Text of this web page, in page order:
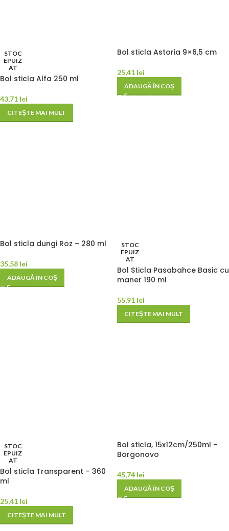
STOC
EPUIZ
AT
Bol sticla Alfa 250 ml
43,71 lei
CITEȘTE MAI MULT
Bol sticla Astoria 9×6,5 cm
25,41 lei
ADAUGĂ ÎN COȘ
Bol sticla dungi Roz – 280 ml
35,58 lei
ADAUGĂ ÎN COȘ
STOC
EPUIZ
AT
Bol Sticla Pasabahce Basic cu
maner 190 ml
55,91 lei
CITEȘTE MAI MULT
STOC
EPUIZ
AT
Bol sticla Transparent – 360
ml
25,41 lei
CITEȘTE MAI MULT
Bol sticla, 15x12cm/250ml –
Borgonovo
45,74 lei
ADAUGĂ ÎN COȘ